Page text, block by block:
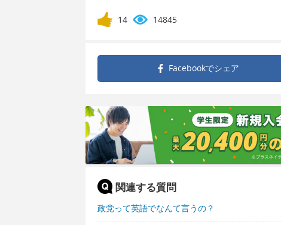
14 14845
Facebookでシェア
関連する質問
政党って英語でなんて言うの？